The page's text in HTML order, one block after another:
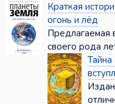
Краткая
огонь и лёд
Предлагаемая
своего рода